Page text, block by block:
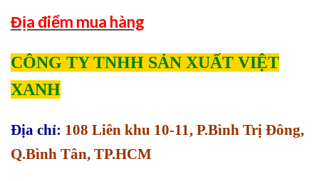
Địa điểm mua hàng
CÔNG TY TNHH SẢN XUẤT VIỆT
XANH
Địa chỉ: 108 Liên khu 10-11, P.Bình Trị Đông,
Q.Bình Tân, TP.HCM